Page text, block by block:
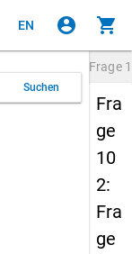
EN account_circle shopping_cart
Suchen
Frage
Fra
ge
10
2:
Fra
ge